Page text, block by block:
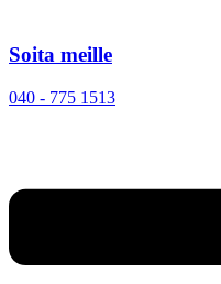
Soita meille
040 - 775 1513